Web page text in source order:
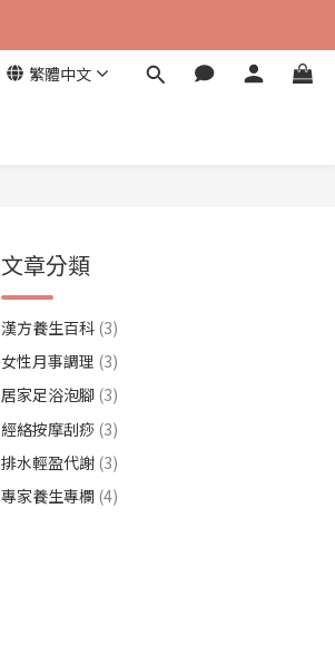
繁體中文
文章分類
漢方養生百科 (3)
女性月事調理 (3)
居家足浴泡腳 (3)
經絡按摩刮痧 (3)
排水輕盈代謝 (3)
專家養生專欄 (4)